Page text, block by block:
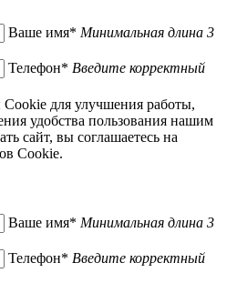
Ваше имя* Минимальная длина 3
Телефон* Введите корректный
для улучшения работы,
удобства пользования нашим
сайт, вы соглашаетесь на
Cookie.
Ваше имя* Минимальная длина 3
Телефон* Введите корректный